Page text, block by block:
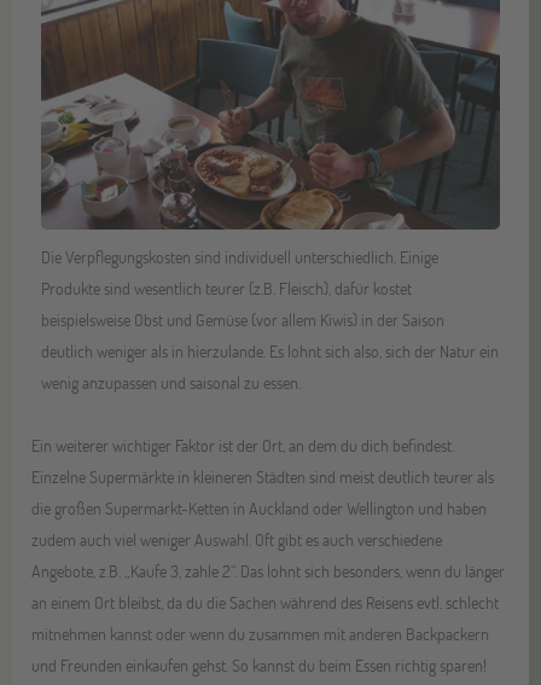
Die Verpflegungskosten sind individuell unterschiedlich. Einige
Produkte sind wesentlich teurer (z.B. Fleisch), dafür kostet
beispielsweise Obst und Gemüse (vor allem Kiwis) in der Saison
deutlich weniger als in hierzulande. Es lohnt sich also, sich der Natur ein
wenig anzupassen und saisonal zu essen.
Ein weiterer wichtiger Faktor ist der Ort, an dem du dich befindest.
Einzelne Supermärkte in kleineren Städten sind meist deutlich teurer als
die großen Supermarkt-Ketten in Auckland oder Wellington und haben
zudem auch viel weniger Auswahl. Oft gibt es auch verschiedene
Angebote, z.B. „Kaufe 3, zahle 2“. Das lohnt sich besonders, wenn du länger
an einem Ort bleibst, da du die Sachen während des Reisens evtl. schlecht
mitnehmen kannst oder wenn du zusammen mit anderen Backpackern
und Freunden einkaufen gehst. So kannst du beim Essen richtig sparen!